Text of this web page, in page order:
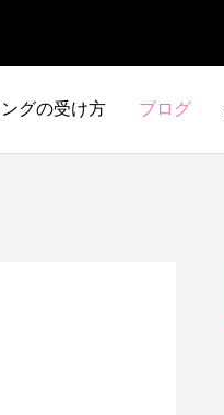
グの受け方 ブログ